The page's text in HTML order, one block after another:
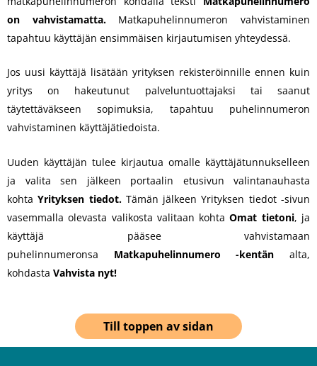
on vahvistamatta.Matkapuhelinnumeron vahvistaminen
tapahtuu käyttäjän ensimmäisen kirjautumisen yhteydessä.
Jos uusi käyttäjä lisätään yrityksen rekisteröinnille ennen kuin
yritys on hakeutunut palveluntuottajaksi tai saanut
täytettäväkseen sopimuksia, tapahtuu puhelinnumeron
vahvistaminen käyttäjätiedoista.
Uuden käyttäjän tulee kirjautua omalle käyttäjätunnukselleen
ja valita sen jälkeen portaalin etusivun valintanauhasta
kohtaYrityksen tiedot.Tämän jälkeen Yrityksen tiedot -sivun
vasemmalla olevasta valikosta valitaan kohtaOmat tietoni, ja
käyttäjä pääsee vahvistamaan
puhelinnumeronsa Matkapuhelinnumero -kentän alta,
kohdasta Vahvista nyt!
Till toppen av sidan